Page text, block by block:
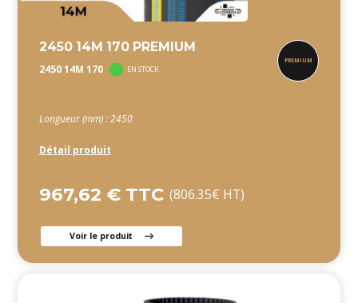
2450 14M 170 PREMIUM
2450 14M 170 EN STOCK
Longueur (mm) : 2450
Détail produit
967,62 € TTC (806.35€ HT)
Voir le produit